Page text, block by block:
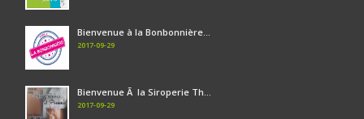
Bienvenue à la Bonbonnière...
2017-09-29
Bienvenue Ã la Siroperie Th...
2017-09-29